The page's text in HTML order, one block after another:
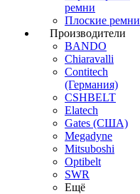
ремни
Плоские ремни
Производители
BANDO
Chiaravalli
Contitech
(Германия)
CSHBELT
Elatech
Gates (США)
Megadyne
Mitsuboshi
Optibelt
SWR
Ещё